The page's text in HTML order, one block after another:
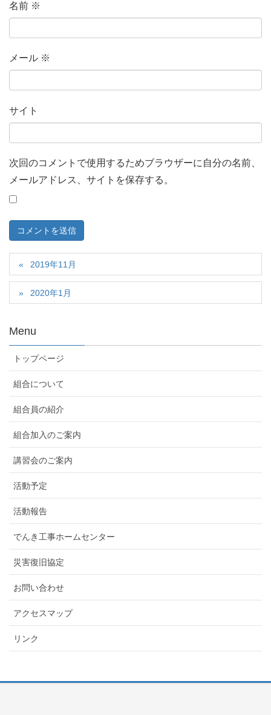
名前 ※
メール ※
サイト
次回のコメントで使用するためブラウザーに自分の名前、
メールアドレス、サイトを保存する。
2019年11月
2020年1月
Menu
トップページ
組合について
組合員の紹介
組合加入のご案内
講習会のご案内
活動予定
活動報告
でんき工事ホームセンター
災害復旧協定
お問い合わせ
アクセスマップ
リンク